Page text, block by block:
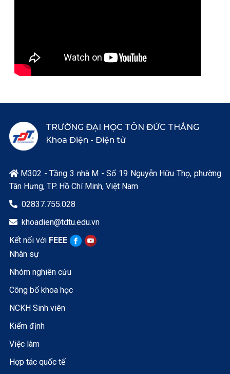
TRƯỜNG ĐẠI HỌC TÔN ĐỨC THẮNG
Khoa Điện - Điện tử
M302 - Tầng 3 nhà M - Số 19 Nguyễn Hữu Thọ, phường
Tân Hưng, TP. Hồ Chí Minh, Việt Nam
 02837.755.028
 khoadien@tdtu.edu.vn
Kết nối với FEEE
Nhân sự
Nhóm nghiên cứu
Công bố khoa học
NCKH Sinh viên
Kiểm định
Việc làm
Hợp tác quốc tế